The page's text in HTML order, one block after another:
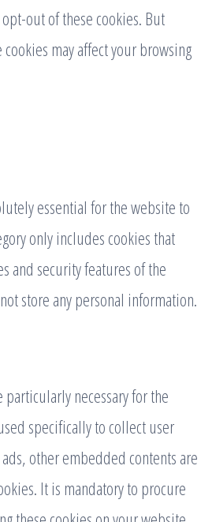
out of these cookies. But
may affect your browsing
essential for the website to
only includes cookies that
and security features of the
store any personal information.
particularly necessary for the
specifically to collect user
other embedded contents are
It is mandatory to procure